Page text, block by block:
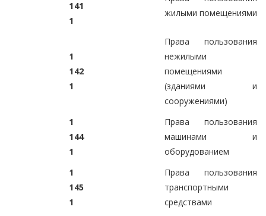
1
1
41
жилыми помещениями
1
1
1
42
Права пользования
нежилыми
помещениями
(зданиями и
сооружениями)
1
1
1
44
Права пользования
машинами и
оборудованием
1
1
1
45
Права пользования
транспортными
средствами